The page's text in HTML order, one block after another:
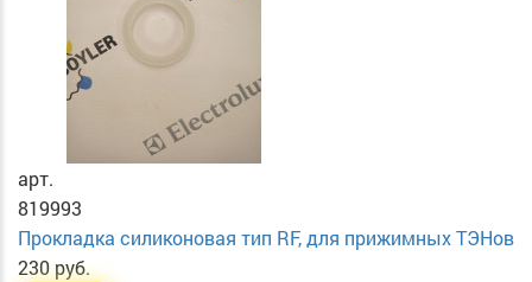
арт.
819993
Прокладка силиконовая тип RF, для прижимных ТЭНов
230 руб.